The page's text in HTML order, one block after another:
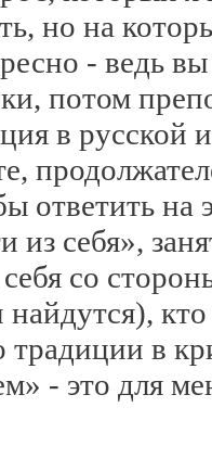
но на
- ведь
потом
в русской
ответить на
из себя»,
со
традиции в
- это для